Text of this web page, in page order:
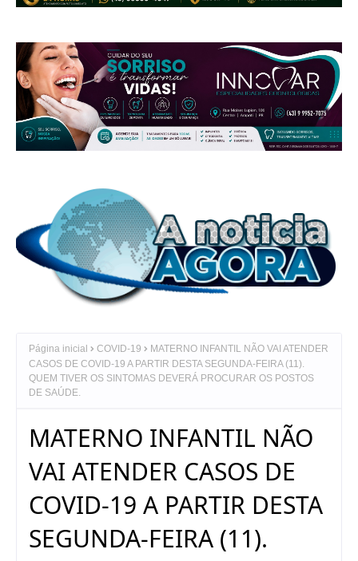
Página inicial COVID-19
MATERNO INFANTIL NÃO VAI ATENDER
CASOS DE COVID-19 A PARTIR DESTA SEGUNDA-FEIRA (11).
QUEM TIVER OS SINTOMAS DEVERÁ PROCURAR OS POSTOS
DE SAÚDE.
MATERNO INFANTIL NÃO
VAI ATENDER CASOS DE
COVID-19 A PARTIR DESTA
SEGUNDA-FEIRA (11).